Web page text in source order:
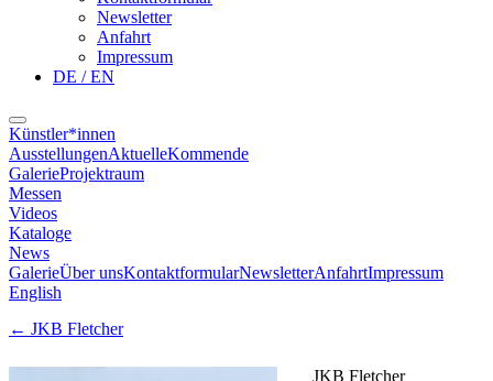
Newsletter
Anfahrt
Impressum
DE / EN
Künstler*innen
AusstellungenAktuelleKommende
GalerieProjektraum
Messen
Videos
Kataloge
News
GalerieÜber unsKontaktformularNewsletterAnfahrtImpressum
English
← JKB Fletcher
JKB Fletcher